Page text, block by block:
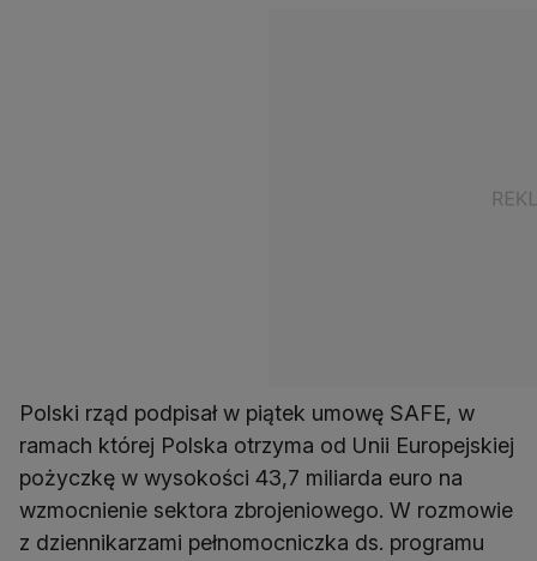
Polski rząd podpisał w piątek umowę SAFE, w
ramach której Polska otrzyma od Unii Europejskiej
pożyczkę w wysokości 43,7 miliarda euro na
wzmocnienie sektora zbrojeniowego. W rozmowie
z dziennikarzami pełnomocniczka ds. programu